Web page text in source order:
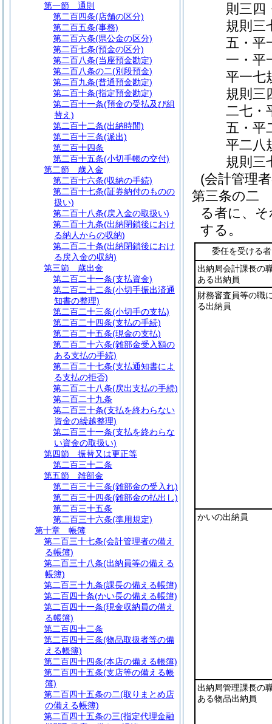
則三四
規則三
五・平
一・平
平一七
規則三
二七・
五・平
平二八
規則三
(会計管理
第三条の二
る者に、
する。
委任を受ける者
出納局会計課長の
ある出納員
財務審査員等の職
る出納員
かいの出納員
出納局管理課長の
ある物品出納員
第一節
通則
第二百四条(店舗の区分)
第二百五条(事務)
第二百六条(県公金の区分)
第二百七条(預金の区分)
第二百八条(当座預金勘定)
第二百八条の二(別段預金)
第二百九条(普通預金勘定)
第二百十条(指定預金勘定)
第二百十一条(預金の受払及び組
替え)
第二百十二条(出納時間)
第二百十三条(派出)
第二百十四条
第二百十五条(小切手帳の交付)
第二節
歳入金
第二百十六条(収納の手続)
第二百十七条(証券納付のものの
扱い)
第二百十八条(戻入金の取扱い)
第二百十九条(出納閉鎖後におけ
る納人からの収納)
第二百二十条(出納閉鎖後におけ
る戻入金の収納)
第三節
歳出金
第二百二十一条(支払資金)
第二百二十二条(小切手振出済通
知書の整理)
第二百二十三条(小切手の支払)
第二百二十四条(支払の手続)
第二百二十五条(現金の支払)
第二百二十六条(雑部金受入額の
ある支払の手続)
第二百二十七条(支払通知書によ
る支払の拒否)
第二百二十八条(戻出支払の手続)
第二百二十九条
第二百三十条(支払を終わらない
資金の繰越整理)
第二百三十一条(支払を終わらな
い資金の取扱い)
第四節
振替又は更正等
第二百三十二条
第五節
雑部金
第二百三十三条(雑部金の受入れ)
第二百三十四条(雑部金の払出し)
第二百三十五条
第二百三十六条(準用規定)
第十章
帳簿
第二百三十七条(会計管理者の備え
る帳簿)
第二百三十八条(出納員等の備える
帳簿)
第二百三十九条(課長の備える帳簿)
第二百四十条(かい長の備える帳簿)
第二百四十一条(現金収納員の備え
る帳簿)
第二百四十二条
第二百四十三条(物品取扱者等の備
える帳簿)
第二百四十四条(本店の備える帳簿)
第二百四十五条(支店等の備える帳
簿)
第二百四十五条の二(取りまとめ店
の備える帳簿)
第二百四十五条の三(指定代理金融